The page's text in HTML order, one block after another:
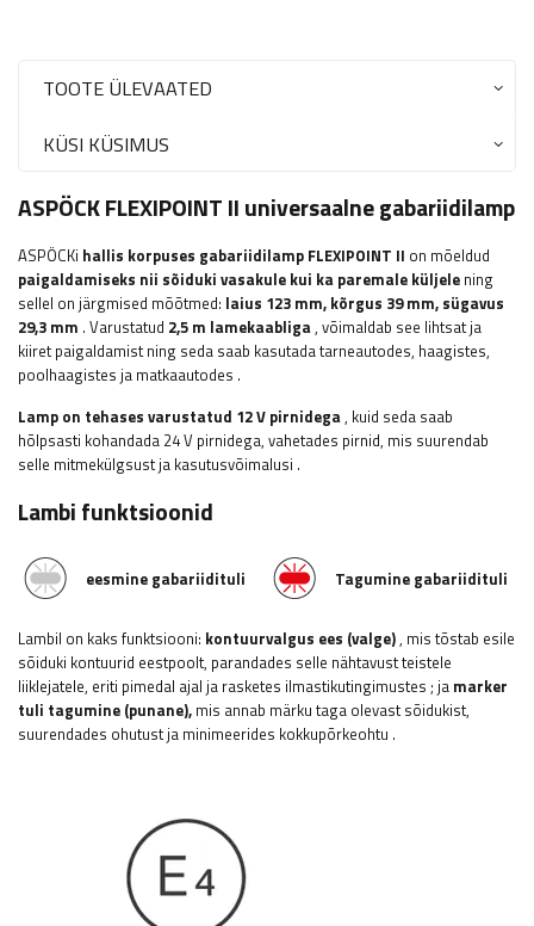
TOOTE ÜLEVAATED
KÜSI KÜSIMUS
ASPÖCK FLEXIPOINT II universaalne gabariidilamp
ASPÖCKi hallis korpuses gabariidilamp FLEXIPOINT II on mõeldud
paigaldamiseks nii sõiduki vasakule kui ka paremale küljele ning
sellel on järgmised mõõtmed: laius 123 mm, kõrgus 39 mm, sügavus
29,3 mm . Varustatud 2,5 m lamekaabliga, võimaldab see lihtsat ja
kiiret paigaldamist ning seda saab kasutadatarneautodes, haagistes,
poolhaagistes ja matkaautodes .
Lamp on tehases varustatud 12 V pirnidega, kuid seda saab
hõlpsasti kohandada 24 V pirnidega, vahetades pirnid, mis suurendab
selle mitmekülgsust ja kasutusvõimalusi .
Lambi funktsioonid
eesmine gabariidituli Tagumine gabariidituli
Lambil on kaks funktsiooni: kontuurvalgus ees (valge), mis tõstab esile
sõiduki kontuurid eestpoolt, parandades selle nähtavust teistele
liiklejatele, eriti pimedal ajal ja rasketes ilmastikutingimustes ; ja marker
tuli tagumine (punane), mis annab märku taga olevast sõidukist,
suurendades ohutust ja minimeerides kokkupõrkeohtu .